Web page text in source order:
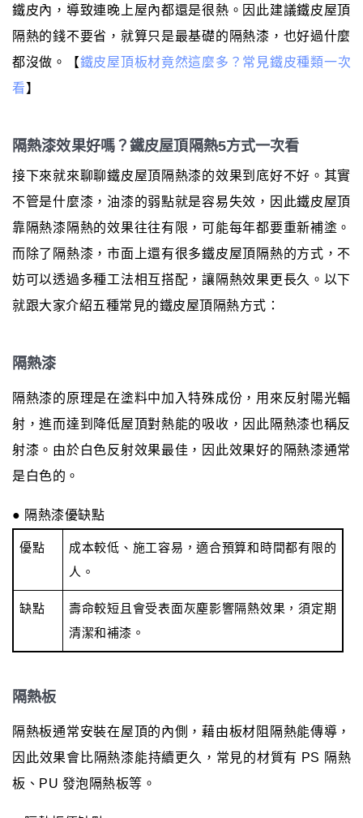
鐵皮內，導致連晚上屋內都還是很熱。因此建議鐵皮屋頂
隔熱的錢不要省，就算只是最基礎的隔熱漆，也好過什麼
都沒做。【鐵皮屋頂板材竟然這麼多？常見鐵皮種類一次
看】
隔熱漆效果好嗎？鐵皮屋頂隔熱5方式一次看
接下來就來聊聊鐵皮屋頂隔熱漆的效果到底好不好。其實
不管是什麼漆，油漆的弱點就是容易失效，因此鐵皮屋頂
靠隔熱漆隔熱的效果往往有限，可能每年都要重新補塗。
而除了隔熱漆，市面上還有很多鐵皮屋頂隔熱的方式，不
妨可以透過多種工法相互搭配，讓隔熱效果更長久。以下
就跟大家介紹五種常見的鐵皮屋頂隔熱方式：
隔熱漆
隔熱漆的原理是在塗料中加入特殊成份，用來反射陽光輻
射，進而達到降低屋頂對熱能的吸收，因此隔熱漆也稱反
射漆。由於白色反射效果最佳，因此效果好的隔熱漆通常
是白色的。
● 隔熱漆優缺點
優點
成本較低、施工容易，適合預算和時間都有限的
人。
缺點
壽命較短且會受表面灰塵影響隔熱效果，須定期
清潔和補漆。
隔熱板
隔熱板通常安裝在屋頂的內側，藉由板材阻隔熱能傳導，
因此效果會比隔熱漆能持續更久，常見的材質有 PS 隔熱
板、PU 發泡隔熱板等。